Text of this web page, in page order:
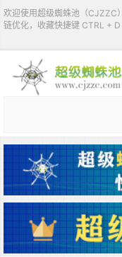
欢迎使用超级蜘蛛池（CJZZC
链优化，收藏快捷键 CTRL + D